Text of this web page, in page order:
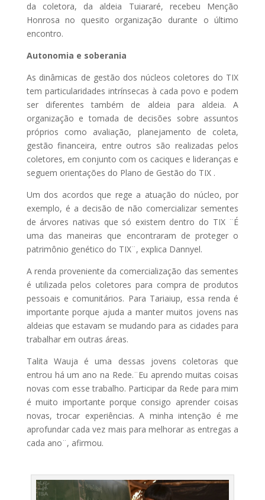
da coletora, da aldeia Tuiararé, recebeu Menção
Honrosa no quesito organização durante o último
encontro.
Autonomia e soberania
As dinâmicas de gestão dos núcleos coletores do TIX
tem particularidades intrínsecas à cada povo e podem
ser diferentes também de aldeia para aldeia. A
organização e tomada de decisões sobre assuntos
próprios como avaliação, planejamento de coleta,
gestão financeira, entre outros são realizadas pelos
coletores, em conjunto com os caciques e lideranças e
seguem orientações do Plano de Gestão do TIX .
Um dos acordos que rege a atuação do núcleo, por
exemplo, é a decisão de não comercializar sementes
de árvores nativas que só existem dentro do TIX ¨É
uma das maneiras que encontraram de proteger o
patrimônio genético do TIX¨, explica Dannyel.
A renda proveniente da comercialização das sementes
é utilizada pelos coletores para compra de produtos
pessoais e comunitários. Para Tariaiup, essa renda é
importante porque ajuda a manter muitos jovens nas
aldeias que estavam se mudando para as cidades para
trabalhar em outras áreas.
Talita Wauja é uma dessas jovens coletoras que
entrou há um ano na Rede.¨Eu aprendo muitas coisas
novas com esse trabalho. Participar da Rede para mim
é muito importante porque consigo aprender coisas
novas, trocar experiências. A minha intenção é me
aprofundar cada vez mais para melhorar as entregas a
cada ano¨, afirmou.